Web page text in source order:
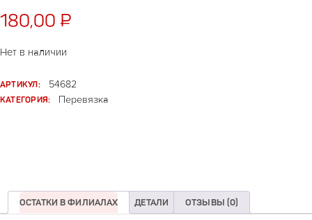
180,00 ₽
Нет в наличии
АРТИКУЛ:
54682
КАТЕГОРИЯ:
Перевязка
ОСТАТКИ В ФИЛИАЛАХ ДЕТАЛИ ОТЗЫВЫ (0)